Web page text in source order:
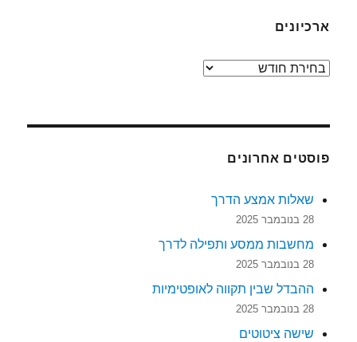
ארכיונים
ארכיונים
פוסטים אחרונים
שאלות אמצע הדרך
28 בנובמבר 2025
מחשבות ממסע ותפילה לדרך
28 בנובמבר 2025
ההבדל שבין תקווה לאופטימיות
28 בנובמבר 2025
שישה ציטוטים